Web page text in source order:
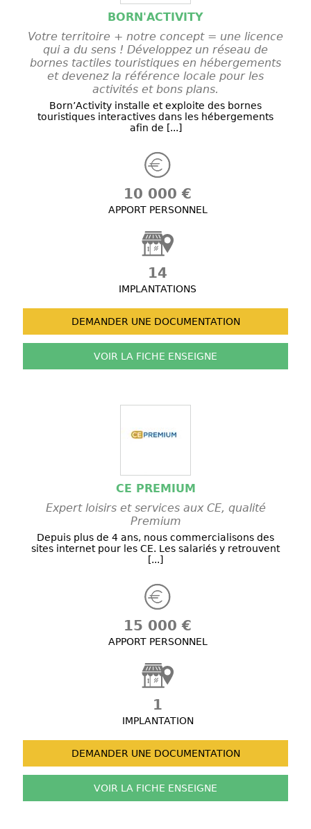
BORN'ACTIVITY
Votre territoire + notre concept = une licence
qui a du sens ! Développez un réseau de
bornes tactiles touristiques en hébergements
et devenez la référence locale pour les
activités et bons plans.
Born’Activity installe et exploite des bornes
touristiques interactives dans les hébergements
afin de [...]
10 000 €
APPORT PERSONNEL
14
IMPLANTATIONS
DEMANDER UNE DOCUMENTATION
VOIR LA FICHE ENSEIGNE
CE PREMIUM
Expert loisirs et services aux CE, qualité
Premium
Depuis plus de 4 ans, nous commercialisons des
sites internet pour les CE. Les salariés y retrouvent
[...]
15 000 €
APPORT PERSONNEL
1
IMPLANTATION
DEMANDER UNE DOCUMENTATION
VOIR LA FICHE ENSEIGNE